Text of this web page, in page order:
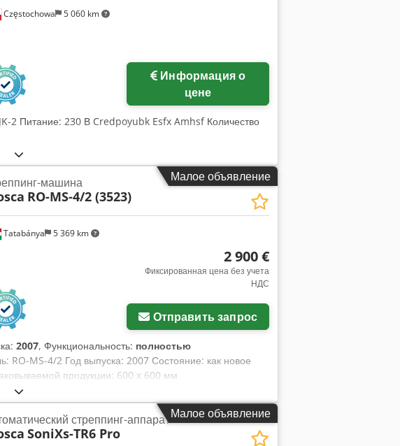
Częstochowa 5 060 km
цене
2 Питание: 230 В Credpoyubk Esfx Amhsf Количество
Малое объявление
Tatabánya 5 369 km
машина
RO-MS-4/2 (3523)
2 900 €
Фиксированная цена без учета
НДС
Отправить запрос
2007, Функциональность: полностью
RO-MS-4/2 Год выпуска: 2007 Состояние: как новое
продукции: 600 x 600 мм
Малое объявление
стреппинг-аппарат
SoniXs-TR6 Pro